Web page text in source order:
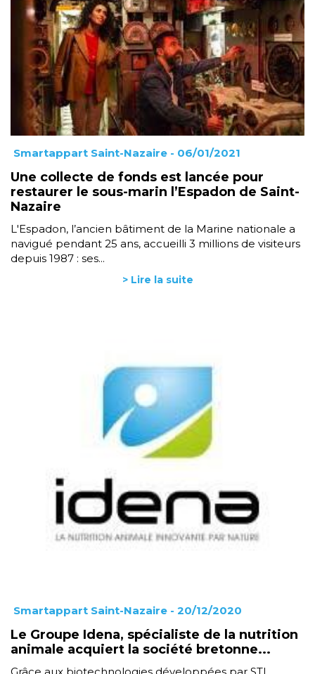
Smartappart Saint-Nazaire - 06/01/2021
Une collecte de fonds est lancée pour
restaurer le sous-marin l’Espadon de Saint-
Nazaire
L'Espadon, l’ancien bâtiment de la Marine nationale a
navigué pendant 25 ans, accueilli 3 millions de visiteurs
depuis 1987 : ses...
> Lire la suite
Smartappart Saint-Nazaire - 20/12/2020
Le Groupe Idena, spécialiste de la nutrition
animale acquiert la société bretonne...